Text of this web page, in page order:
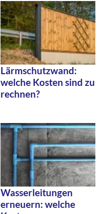
Lärmschutzwand:
welche Kosten sind zu
rechnen?
Wasserleitungen
erneuern: welche